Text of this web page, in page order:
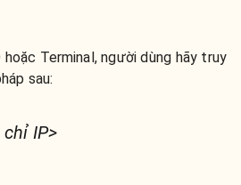
Terminal, người dùng hãy truy
sau:
IP>